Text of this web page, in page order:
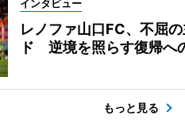
インタビュー
レノファ山口FC、不屈
ド 逆境を照らす復帰へ
もっと見る